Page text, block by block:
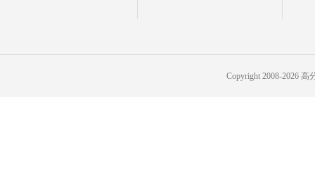
Copyright 2008-2026 高